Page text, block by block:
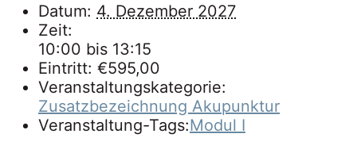
Datum: 4. Dezember 2027
Zeit:
10:00 bis 13:15
Eintritt: €595,00
Veranstaltungskategorie:
Zusatzbezeichnung Akupunktur
Veranstaltung-Tags:Modul I